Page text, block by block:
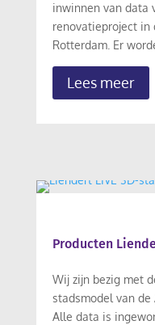
inwinnen van data
renovatieproject in
Rotterdam. Er
Lees meer
Producten
Wij zijn bezig met
stadsmodel van de
Alle data is